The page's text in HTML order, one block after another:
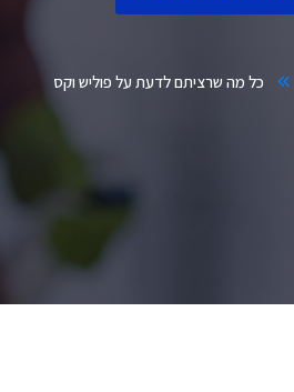
כל מה שרציתם לדעת על פוליש וקס